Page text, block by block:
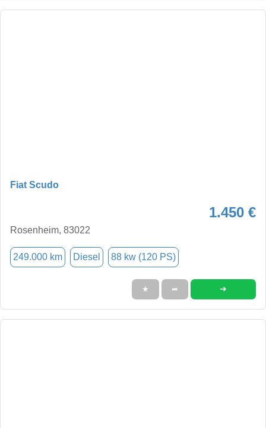
Fiat Scudo
1.450 €
Rosenheim, 83022
249.000 km Diesel 88 kw (120 PS)
★ ➦ ➜